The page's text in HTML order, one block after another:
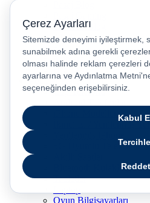
Turkcell Blog
Akıllı Ev
5G
Numara Taşıma & Hat
Hız Testi
Popüler Kategoriler
Cep Telefonu
iPhone Modelleri
İkinci El / Yenilenmiş
5G Uyumlu Telefonlar
Bluetooth Kulaklıklar
Tabletler
Oyun Bilgisayarları